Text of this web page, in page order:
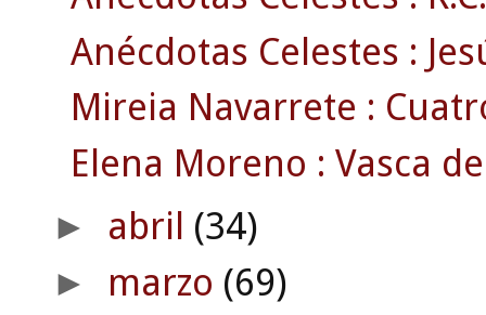
Anécdotas Celestes :
Mireia Navarrete :
Elena Moreno : Vasca
► abril (34)
► marzo (69)